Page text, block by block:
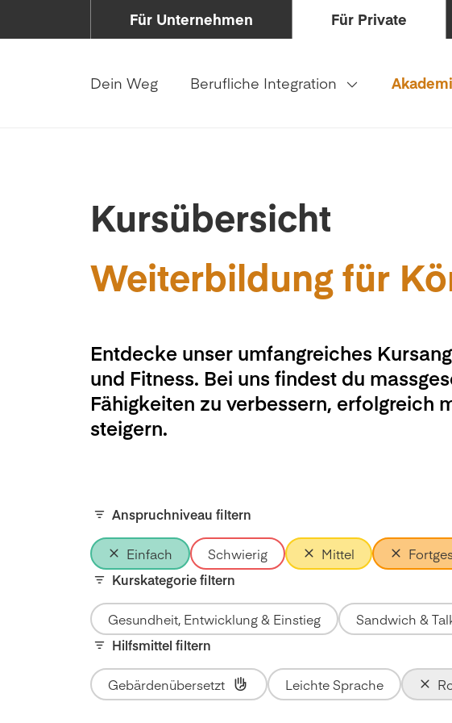
Für Unternehmen Für Private
Dein Weg Berufliche Integration
Kursübersicht
Weiterbildung für
Entdecke unser umfangreiches
und Fitness. Bei uns findest du
Fähigkeiten zu verbessern, erfolgreich
steigern.
Anspruchniveau filtern
Einfach Schwierig Mittel
Kurskategorie filtern
Gesundheit, Entwicklung & Einstieg Sandwich &
Hilfsmittel filtern
Gebärdenübersetzt Leichte Sprache